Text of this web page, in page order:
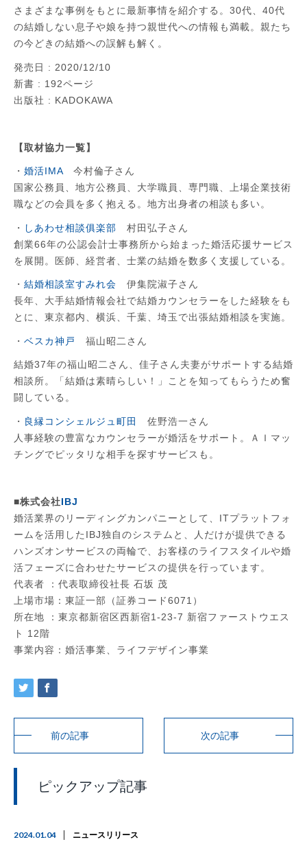
さまざまな事例をもとに最新事情を紹介する。30代、40代
の結婚しない息子や娘を持つ親世代への情報も満載。親たち
の今どきの結婚への誤解も解く。
発売日 : 2020/12/10
新書 : 192ページ
出版社 : KADOKAWA
【取材協力一覧】
・ 婚活IMA今村倫子さん
国家公務員、地方公務員、大学職員、専門職、上場企業技術
職などの会員を多く抱える。地方出身者の相談も多い。
・ しあわせ相談俱楽部 村田弘子さん
創業66年の公認会計士事務所から始まった婚活応援サービス
を展開。医師、経営者、士業の結婚を数多く支援している。
・ 結婚相談室すみれ会 伊集院淑子さん
長年、大手結婚情報会社で結婚カウンセラーをした経験をも
とに、東京都内、横浜、千葉、埼玉で出張結婚相談を実施。
・ ベスカ神戸 福山昭二さん
結婚37年の福山昭二さん、佳子さん夫妻がサポートする結婚
相談所。「結婚は素晴らしい！」ことを知ってもらうため奮
闘している。
・ 良縁コンシェルジュ町田
佐野浩一さん
人事経験の豊富なカウンセラーが婚活をサポート。ＡＩマッ
チングでピッタリな相手を探すサービスも。
■株式会社IBJ
​婚活業界のリーディングカンパニーとして、ITプラットフォ
ームを活用したIBJ独自のシステムと、人だけが提供できる
ハンズオンサービスの両輪で、お客様のライフスタイルや婚
活フェーズに合わせたサービスの提供を行っています。
代表者 ：代表取締役社長 石坂 茂
上場市場：東証一部（証券コード6071）
所在地 ：東京都新宿区西新宿1-23-7 新宿ファーストウエス
ト 12階
事業内容：婚活事業、ライフデザイン事業
前の記事 次の記事
ピックアップ記事
2024.01.04 ニュースリリース